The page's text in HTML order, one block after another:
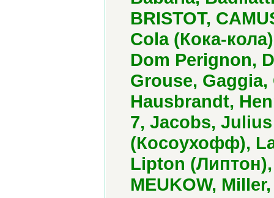
BRISTOT,
Cola (Кока-
Dom Perignon,
Grouse,
Hausbrandt,
7, Jacobs,
(Косоухофф),
Lipton
MEUKOW,